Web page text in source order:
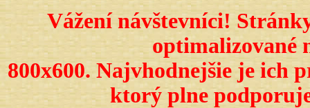
Vážení návštevníci!
optimalizované
800x600. Najvhodnejšie je ich
ktorý plne